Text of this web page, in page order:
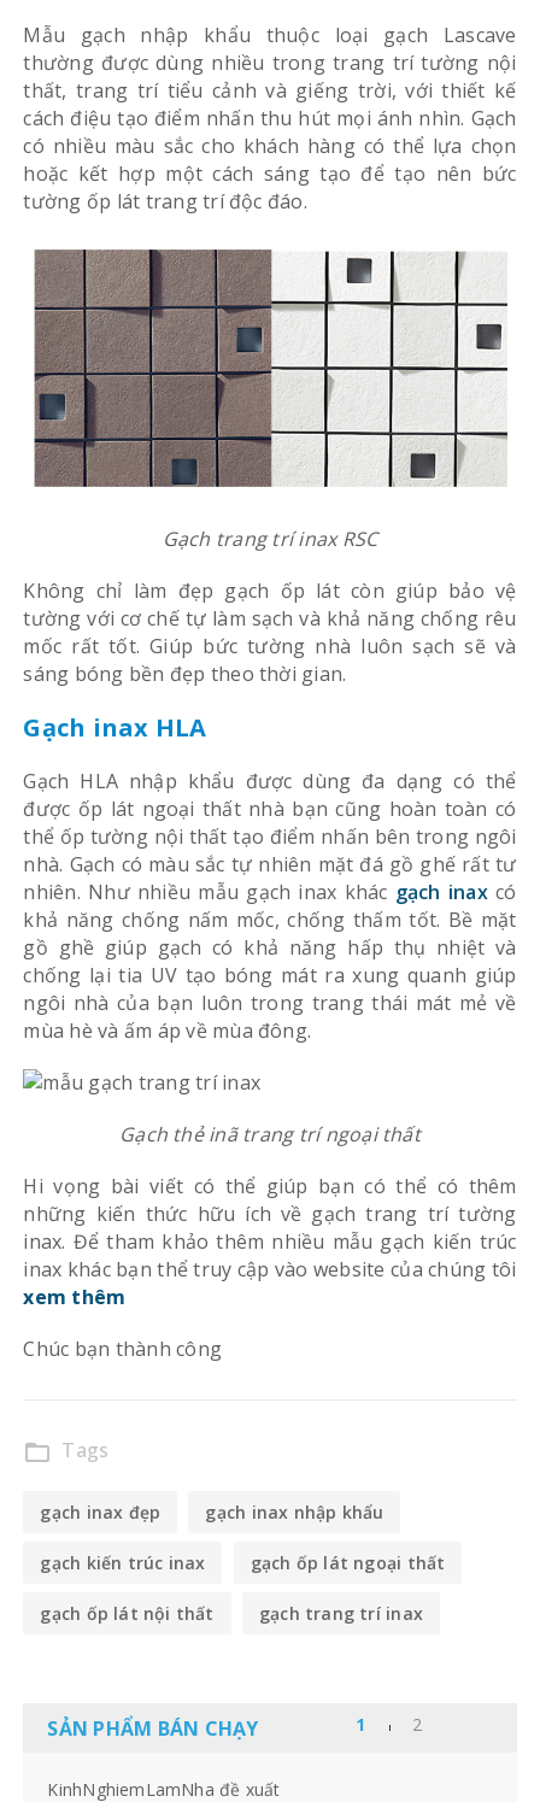
Mẫu gạch nhập khẩu thuộc loại gạch Lascave
thường được dùng nhiều trong trang trí tường nội
thất, trang trí tiểu cảnh và giếng trời, với thiết kế
cách điệu tạo điểm nhấn thu hút mọi ánh nhìn. Gạch
có nhiều màu sắc cho khách hàng có thể lựa chọn
hoặc kết hợp một cách sáng tạo để tạo nên bức
tường ốp lát trang trí độc đáo.
Gạch trang trí inax RSC
Không chỉ làm đẹp gạch ốp lát còn giúp bảo vệ
tường với cơ chế tự làm sạch và khả năng chống rêu
mốc rất tốt. Giúp bức tường nhà luôn sạch sẽ và
sáng bóng bền đẹp theo thời gian.
Gạch inax HLA
Gạch HLA nhập khẩu được dùng đa dạng có thể
được ốp lát ngoại thất nhà bạn cũng hoàn toàn có
thể ốp tường nội thất tạo điểm nhấn bên trong ngôi
nhà. Gạch có màu sắc tự nhiên mặt đá gồ ghế rất tư
nhiên. Như nhiều mẫu gạch inax khác gạch inaxcó
khả năng chống nấm mốc, chống thấm tốt. Bề mặt
gồ ghề giúp gạch có khả năng hấp thụ nhiệt và
chống lại tia UV tạo bóng mát ra xung quanh giúp
ngôi nhà của bạn luôn trong trang thái mát mẻ về
mùa hè và ấm áp về mùa đông.
Gạch thẻ inã trang trí ngoại thất
Hi vọng bài viết có thể giúp bạn có thể có thêm
những kiến thức hữu ích về gạch trang trí tường
inax. Để tham khảo thêm nhiều mẫu gạch kiến trúc
inax khác bạn thể truy cập vào website của chúng tôi
xem thêm
Chúc bạn thành công
folder_open Tags
gạch inax đẹp gạch inax nhập khẩu
gạch kiến trúc inax gạch ốp lát ngoại thất
gạch ốp lát nội thất gạch trang trí inax
SẢN PHẨM BÁN CHẠY
KinhNghiemLamNha đề xuất